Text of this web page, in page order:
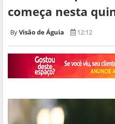
começa nesta
Visão de Águia 12:12